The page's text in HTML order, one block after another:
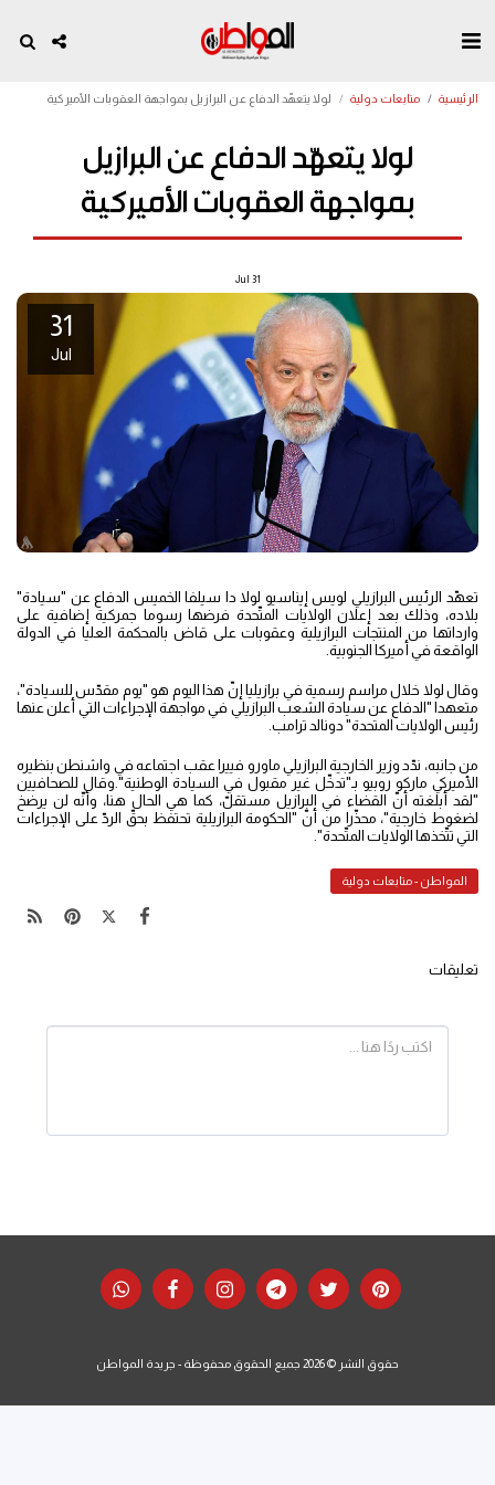
الرئيسية متابعات دولية لولا يتعهّد الدفاع عن البرازيل بمواجهة العقوبات الأميركية
لولا يتعهّد الدفاع عن البرازيل
بمواجهة العقوبات الأميركية
31
Jul
31
Jul
تعهّد الرئيس البرازيلي لويس إيناسيو لولا دا سيلفا الخميس الدفاع عن "سيادة"
بلاده، وذلك بعد إعلان الولايات المتّحدة فرضها رسوما جمركية إضافية على
وارداتها من المنتجات البرازيلية وعقوبات على قاض بالمحكمة العليا في الدولة
الواقعة في أميركا الجنوبية.
وقال لولا خلال مراسم رسمية في برازيليا إنّ هذا اليوم هو "يوم مقدّس للسيادة"،
متعهدا "الدفاع عن سيادة الشعب البرازيلي في مواجهة الإجراءات التي أعلن عنها
رئيس الولايات المتحدة" دونالد ترامب.
من جانبه، ندّد وزير الخارجية البرازيلي ماورو فييرا عقب اجتماعه في واشنطن بنظيره
الأميركي ماركو روبيو بـ"تدخّل غير مقبول في السيادة الوطنية".وقال للصحافيين
"لقد أبلغته أنّ القضاء في البرازيل مستقلّ، كما هي الحال هنا، وأنّه لن يرضخ
لضغوط خارجية"، محذّرا من أنّ "الحكومة البرازيلية تحتفظ بحقّ الردّ على الإجراءات
التي تتّخذها الولايات المتّحدة".
المواطن - متابعات دولية
تعليقات
حقوق النشر © 2026 جميع الحقوق محفوظة - جريدة المواطن